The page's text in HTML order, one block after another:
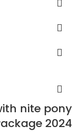
nite pony
2024